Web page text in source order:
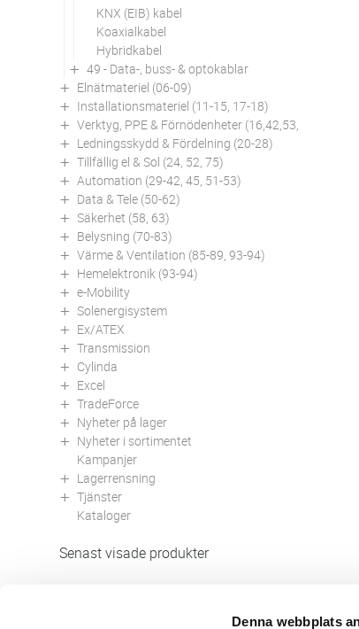
Denna webbplats
KNX (EIB) kabel
Koaxialkabel
Hybridkabel
49 - Data-, buss- & optokablar
Elnätmateriel (06-09)
Installationsmateriel (11-15, 17-18)
Verktyg, PPE & Förnödenheter (16,42,53,94)
Ledningsskydd & Fördelning (20-28)
Tillfällig el & Sol (24, 52, 75)
Automation (29-42, 45, 51-53)
Data & Tele (50-62)
Säkerhet (58, 63)
Belysning (70-83)
Värme & Ventilation (85-89, 93-94)
Hemelektronik (93-94)
e-Mobility
Solenergisystem
Ex/ATEX
Transmission
Cylinda
Excel
TradeForce
Nyheter på lager
Nyheter i sortimentet
Kampanjer
Lagerrensning
Tjänster
Kataloger
Senast visade produkter